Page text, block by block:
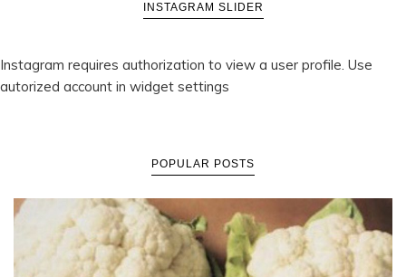
INSTAGRAM SLIDER
Instagram requires authorization to view a user profile. Use
autorized account in widget settings
POPULAR POSTS